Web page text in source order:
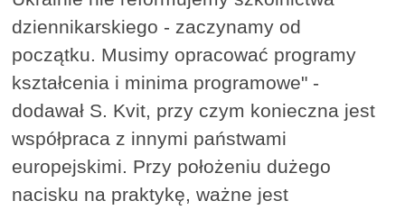
dziennikarskiego - zaczynamy od
początku. Musimy opracować programy
kształcenia i minima programowe" -
dodawał S. Kvit, przy czym konieczna jest
współpraca z innymi państwami
europejskimi. Przy położeniu dużego
nacisku na praktykę, ważne jest